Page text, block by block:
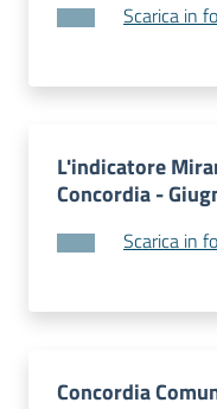
Scarica in
L'indicatore
Concordia -
Scarica in
Concordia